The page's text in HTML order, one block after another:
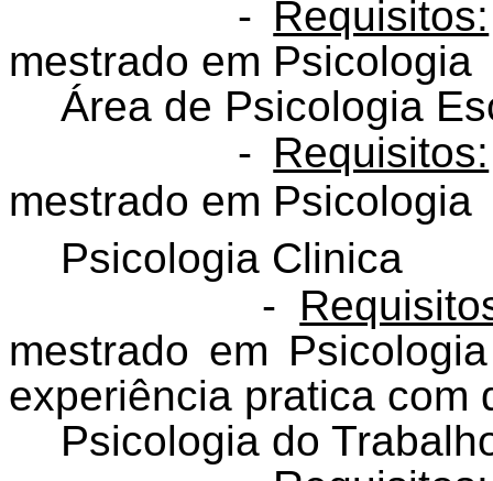
- Requisitos:
mestrado em Psicologia
Área de Psicologia
- Requisitos:
mestrado em Psicologia
Psicologia Clinica
-
mestrado em
experiência pratica com
Psicologia do